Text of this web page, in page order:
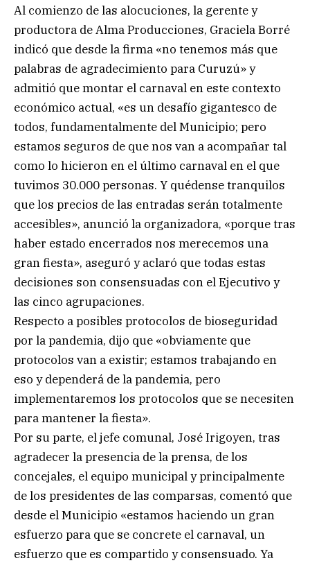
Al comienzo de las alocuciones, la gerente y
productora de Alma Producciones, Graciela Borré
indicó que desde la firma «no tenemos más que
palabras de agradecimiento para Curuzú» y
admitió que montar el carnaval en este contexto
económico actual, «es un desafío gigantesco de
todos, fundamentalmente del Municipio; pero
estamos seguros de que nos van a acompañar tal
como lo hicieron en el último carnaval en el que
tuvimos 30.000 personas. Y quédense tranquilos
que los precios de las entradas serán totalmente
accesibles», anunció la organizadora, «porque tras
haber estado encerrados nos merecemos una
gran fiesta», aseguró y aclaró que todas estas
decisiones son consensuadas con el Ejecutivo y
las cinco agrupaciones.
Respecto a posibles protocolos de bioseguridad
por la pandemia, dijo que «obviamente que
protocolos van a existir; estamos trabajando en
eso y dependerá de la pandemia, pero
implementaremos los protocolos que se necesiten
para mantener la fiesta».
Por su parte, el jefe comunal, José Irigoyen, tras
agradecer la presencia de la prensa, de los
concejales, el equipo municipal y principalmente
de los presidentes de las comparsas, comentó que
desde el Municipio «estamos haciendo un gran
esfuerzo para que se concrete el carnaval, un
esfuerzo que es compartido y consensuado. Ya